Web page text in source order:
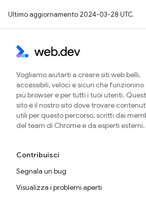
Ultimo aggiornamento 2024-03-28 UTC.
Vogliamo aiutarti a creare siti web belli,
accessibili, veloci e sicuri che funzionino
più browser e per tutti i tuoi utenti.
sito è il nostro sito dove trovare contenuti
utili per questo percorso, scritti dai
del team di Chrome e da esperti esterni.
Contribuisci
Segnala un bug
Visualizza i problemi aperti